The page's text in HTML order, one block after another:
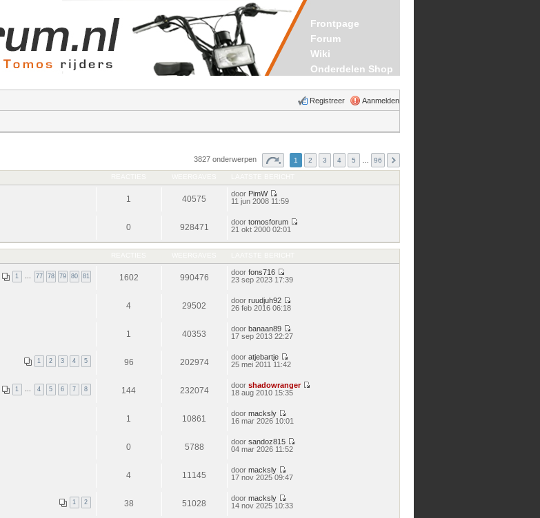
Frontpage
Forum
Wiki
Onderdelen Shop
Aanmelden
Registreer
3827 onderwerpen 1 2 3 4 5 96
1 40575
door PimW
Bekijk
11 jun 2008 11:59
0 928471
door tomosforum
bericht
21 okt 2000 02:01
1 77 78 79 80 81 1602 990476
door fons716
Bekijk
23 sep 2023 17:39
4 29502
door ruudjuh92
Bekijk
26 feb 2016 06:18
1 40353
door banaan89
Bekijk
17 sep 2013 22:27
1 2 3 4 5 96 202974
door atjebartje
Bekijk
25 mei 2011 11:42
1 4 5 6 7 8 144 232074
door shadowranger
18 aug 2010 15:35
1 10861
door macksly
Bekijk
16 mar 2026 10:01
0 5788
door sandoz815
04 mar 2026 11:52
4 11145
door macksly
Bekijk
17 nov 2025 09:47
1 2 38 51028
door macksly
Bekijk
14 nov 2025 10:33